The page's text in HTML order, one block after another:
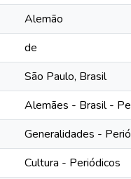
Alemão
de
São Paulo, Brasil
Alemães - Brasil -
Generalidades -
Cultura - Periódicos